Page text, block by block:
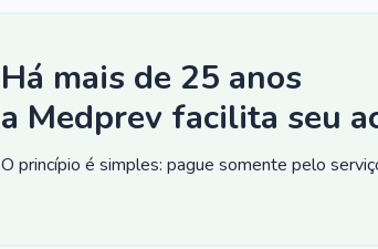
Há mais de 25 anos
a Medprev facilita seu
O princípio é simples: pague somente pelo